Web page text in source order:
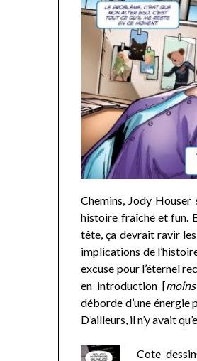
Chemins, Jody
histoire fraîche et fun.
tête, ça devrait ravir
implications de
excuse pour l’éternel
en introduction [
déborde d’une énergie
D’ailleurs, il n’y avait
Cote